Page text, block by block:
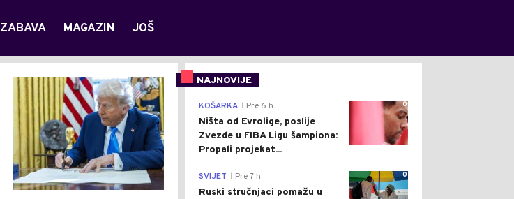
ZABAVA MAGAZIN JOŠ
1 NAJNOVIJE
0
KOŠARKA Pre 6 h
Ništa od Evrolige, poslije
Zvezde u FIBA Ligu šampiona:
Propali projekat...
0
SVIJET Pre 7 h
Ruski stručnjaci pomažu u